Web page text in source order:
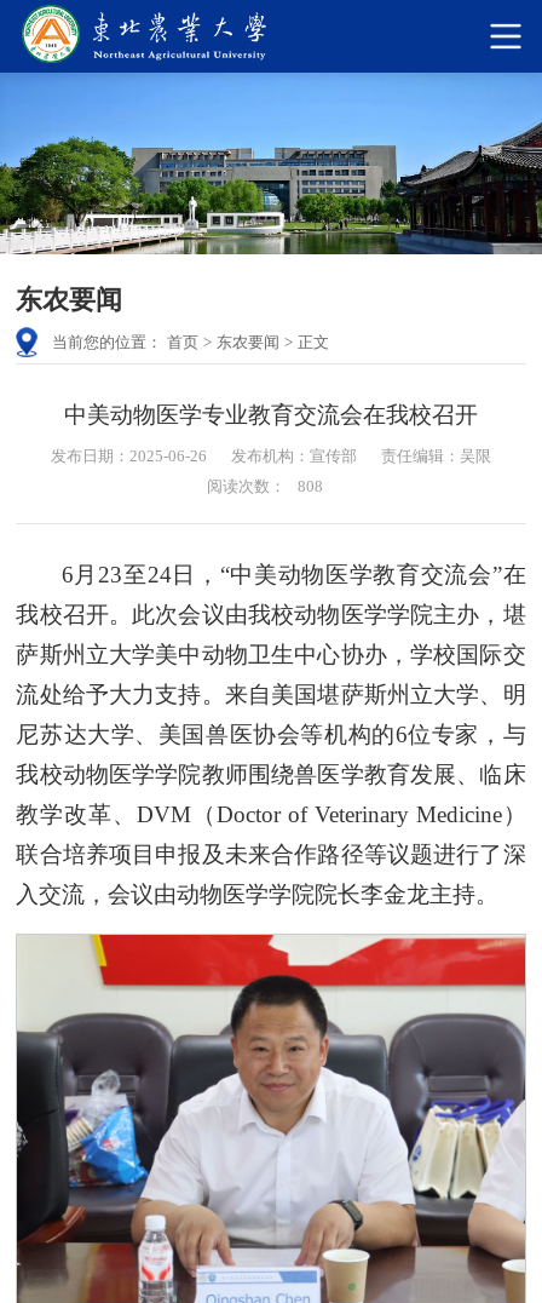
东农要闻
当前您的位置： 首页 > 东农要闻 > 正文
中美动物医学专业教育交流会在我校召开
发布日期：2025-06-26 发布机构：宣传部
责任编辑：吴限
阅读次数：
808
6月23至24日，“中美动物医学教育交流会”在
我校召开。此次会议由我校动物医学学院主办，堪
萨斯州立大学美中动物卫生中心协办，学校国际交
流处给予大力支持。来自美国堪萨斯州立大学、明
尼苏达大学、美国兽医协会等机构的6位专家，与
我校动物医学学院教师围绕兽医学教育发展、临床
教学改革、DVM（Doctor of Veterinary Medicine）
联合培养项目申报及未来合作路径等议题进行了深
入交流，会议由动物医学学院院长李金龙主持。